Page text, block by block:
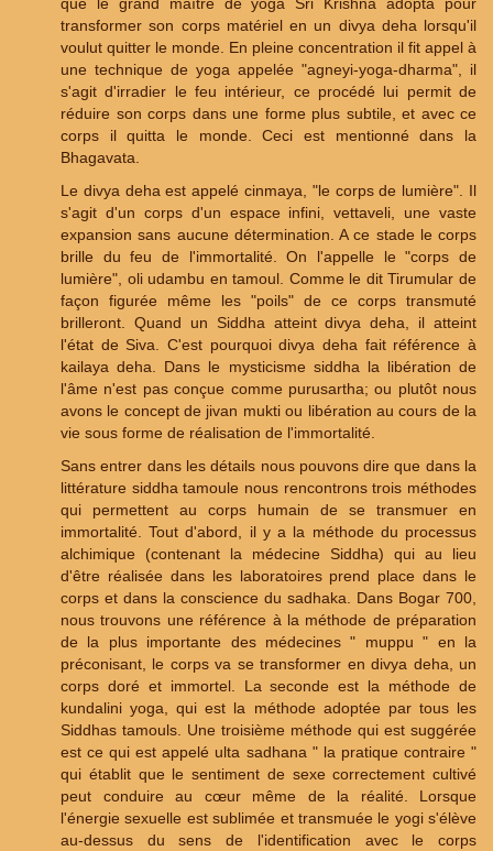
que le grand maître de yoga Sri Krishna adopta pour
transformer son corps matériel en un divya deha lorsqu'il
voulut quitter le monde. En pleine concentration il fit appel à
une technique de yoga appelée "agneyi-yoga-dharma", il
s'agit d'irradier le feu intérieur, ce procédé lui permit de
réduire son corps dans une forme plus subtile, et avec ce
corps il quitta le monde. Ceci est mentionné dans la
Bhagavata.
Le divya deha est appelé cinmaya, "le corps de lumière". Il
s'agit d'un corps d'un espace infini, vettaveli, une vaste
expansion sans aucune détermination. A ce stade le corps
brille du feu de l'immortalité. On l'appelle le "corps de
lumière", oli udambu en tamoul. Comme le dit Tirumular de
façon figurée même les "poils" de ce corps transmuté
brilleront. Quand un Siddha atteint divya deha, il atteint
l'état de Siva. C'est pourquoi divya deha fait référence à
kailaya deha. Dans le mysticisme siddha la libération de
l'âme n'est pas conçue comme purusartha; ou plutôt nous
avons le concept de jivan mukti ou libération au cours de la
vie sous forme de réalisation de l'immortalité.
Sans entrer dans les détails nous pouvons dire que dans la
littérature siddha tamoule nous rencontrons trois méthodes
qui permettent au corps humain de se transmuer en
immortalité. Tout d'abord, il y a la méthode du processus
alchimique (contenant la médecine Siddha) qui au lieu
d'être réalisée dans les laboratoires prend place dans le
corps et dans la conscience du sadhaka. Dans Bogar 700,
nous trouvons une référence à la méthode de préparation
de la plus importante des médecines " muppu " en la
préconisant, le corps va se transformer en divya deha, un
corps doré et immortel. La seconde est la méthode de
kundalini yoga, qui est la méthode adoptée par tous les
Siddhas tamouls. Une troisième méthode qui est suggérée
est ce qui est appelé ulta sadhana " la pratique contraire "
qui établit que le sentiment de sexe correctement cultivé
peut conduire au cœur même de la réalité. Lorsque
l'énergie sexuelle est sublimée et transmuée le yogi s'élève
au-dessus du sens de l'identification avec le corps